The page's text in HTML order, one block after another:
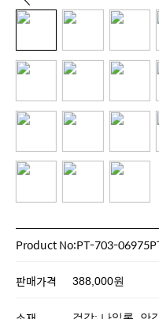
Product No:PT-703-
판매가격 388,000원